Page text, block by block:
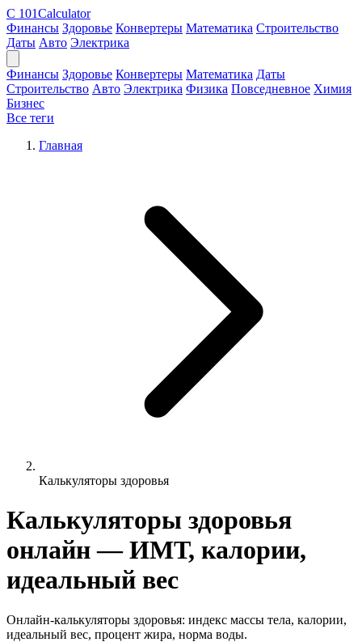
C 101Calculator
Финансы Здоровье Конвертеры Математика Строительство
Даты Авто Электрика
Финансы Здоровье Конвертеры Математика Даты
Строительство Авто Электрика Физика Повседневное Химия
Бизнес
Все теги
Главная
Калькуляторы здоровья
Калькуляторы здоровья
онлайн — ИМТ, калории,
идеальный вес
Онлайн-калькуляторы здоровья: индекс массы тела, калории,
идеальный вес, процент жира, норма воды.